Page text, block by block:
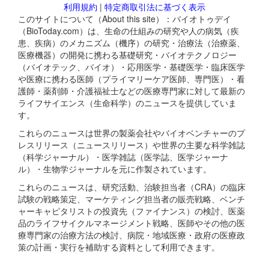
利用規約 | 特定商取引法に基づく表示
このサイトについて（About this site）：バイオトゥデイ
（BioToday.com）は、生命の仕組みの研究や人の病気（疾
患、疾病）のメカニズム（機序）の研究・治療法（治療薬、
医療機器）の開発に携わる基礎研究・バイオテクノロジー
（バイオテック、バイオ）・応用医学・基礎医学・臨床医学
や医療に携わる医師（プライマリーケア医師、専門医）・看
護師・薬剤師・介護福祉士などの医療専門家に対して最新の
ライフサイエンス（生命科学）のニュースを提供していま
す。
これらのニュースは世界の製薬会社やバイオベンチャーのプ
レスリリース（ニュースリリース）や世界の主要な科学雑誌
（科学ジャーナル）・医学雑誌（医学誌、医学ジャーナ
ル）・生物学ジャーナルを元に作製されています。
これらのニュースは、研究活動、治験担当者（CRA）の臨床
試験の戦略策定、マーケティング担当者の販売戦略、ベンチ
ャーキャピタリストの投資先（ファイナンス）の検討、医薬
品のライフサイクルマネージメント戦略、医師やその他の医
療専門家の治療方法の検討、病院・地域医療・政府の医療政
策の計画・実行を補助する資料として利用できます。